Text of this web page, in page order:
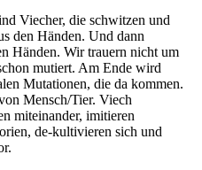
Viecher, die schwitzen und
den Händen. Und dann
Händen. Wir trauern nicht um
mutiert. Am Ende wird
Mutationen, die da kommen.
Mensch/Tier. Viech
miteinander, imitieren
de-kultivieren sich und